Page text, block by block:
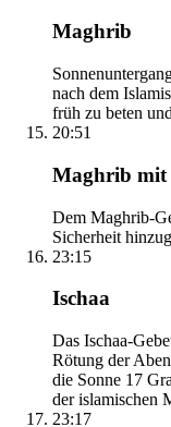
Maghrib
nach dem
früh zu beten
20:51
Maghrib mit
Dem Maghrib-
Sicherheit
23:15
Ischaa
Das Ischaa-
Rötung der
die Sonne 17
der islamischen
23:17